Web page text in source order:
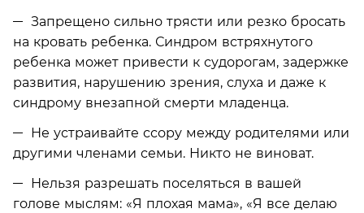
Запрещено сильно трясти или резко бросать
на кровать ребенка. Синдром встряхнутого
ребенка может привести к судорогам, задержке
развития, нарушению зрения, слуха и даже к
синдрому внезапной смерти младенца.
Не устраивайте ссору между родителями или
другими членами семьи. Никто не виноват.
Нельзя разрешать поселяться в вашей
голове мыслям: «Я плохая мама», «Я все делаю